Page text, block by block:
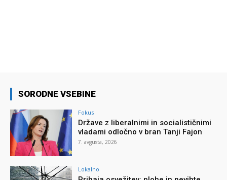
SORODNE VSEBINE
Fokus
Države z liberalnimi in socialističnimi
vladami odločno v bran Tanji Fajon
7. avgusta, 2026
Lokalno